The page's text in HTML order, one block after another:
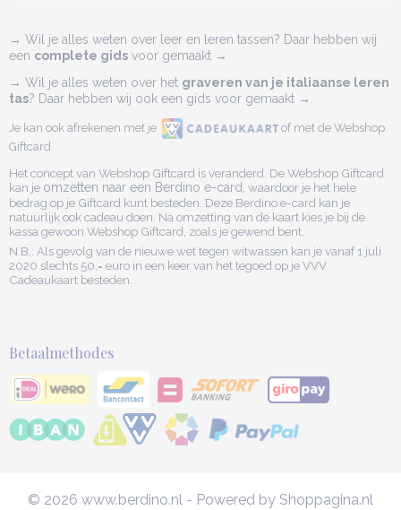
→ Wil je alles weten over leer en leren tassen? Daar hebben wij
een complete gids voor gemaakt →
→ Wil je alles weten over het graveren van je italiaanse leren
tas? Daar hebben wij ook een gids voor gemaakt →
Je kan ook afrekenen met je
of met de Webshop
Giftcard
Het concept van Webshop Giftcard is veranderd. De Webshop Giftcard
kan je omzetten naar een Berdino e-card, waardoor je het hele
bedrag op je Giftcard kunt besteden. Deze Berdino e-card kan je
natuurlijk ook cadeau doen. Na omzetting van de kaart kies je bij de
kassa gewoon Webshop Giftcard, zoals je gewend bent.
N.B.: Als gevolg van de nieuwe wet tegen witwassen kan je vanaf 1 juli
2020 slechts 50,= euro in een keer van het tegoed op je VVV
Cadeaukaart besteden.
Betaalmethodes
© 2026 www.berdino.nl - Powered by Shoppagina.nl